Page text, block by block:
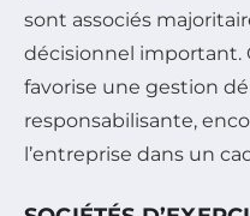
sont associés
décisionnel important.
favorise une gestion
responsabilisante,
l’entreprise dans un